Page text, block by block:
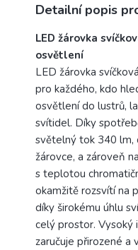
Detailní popis
LED žárovka
osvětlení
LED žárovka
pro každého, kdo
osvětlení do lustrů,
svítidel. Díky
světelný tok 340 lm,
žárovce, a zároveň
s teplotou
okamžitě rozsvítí na
díky širokému úhlu
celý prostor. Vysoký
zaručuje přirozené a